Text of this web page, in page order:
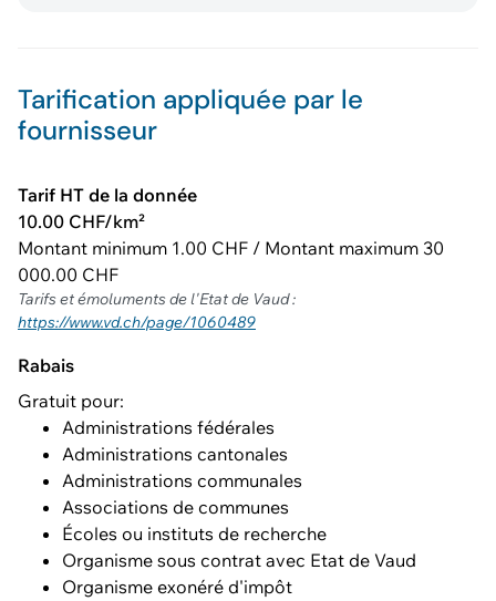
Tarification appliquée par le
fournisseur
Tarif HT de la donnée
10.00 CHF/km²
Montant minimum 1.00 CHF / Montant maximum 30
000.00 CHF
Tarifs et émoluments de l'Etat de Vaud :
https://www.vd.ch/page/1060489
Rabais
Gratuit pour:
Administrations fédérales
Administrations cantonales
Administrations communales
Associations de communes
Écoles ou instituts de recherche
Organisme sous contrat avec Etat de Vaud
Organisme exonéré d'impôt